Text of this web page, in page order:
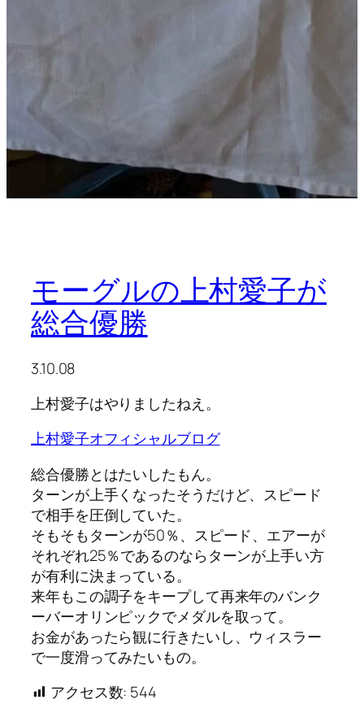
モーグルの上村愛子が
総合優勝
3.10.08
上村愛子はやりましたねえ。
上村愛子オフィシャルブログ
総合優勝とはたいしたもん。
ターンが上手くなったそうだけど、スピード
で相手を圧倒していた。
そもそもターンが50％、スピード、エアーが
それぞれ25％であるのならターンが上手い方
が有利に決まっている。
来年もこの調子をキープして再来年のバンク
ーバーオリンピックでメダルを取って。
お金があったら観に行きたいし、ウィスラー
で一度滑ってみたいもの。
アクセス数: 544